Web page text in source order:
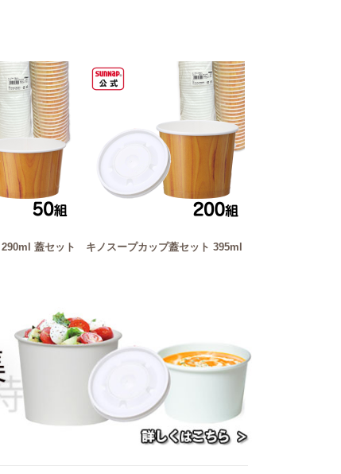
蓋セット キノスープカップ蓋セット 395ml